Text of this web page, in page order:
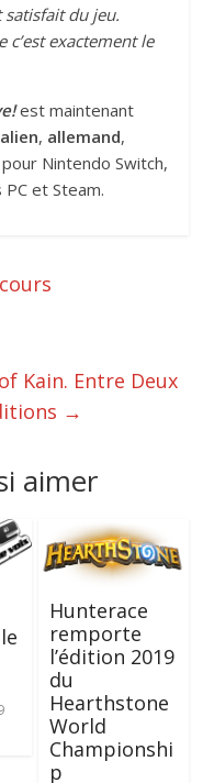
du jeu.
c’est exactement le
est maintenant
, allemand,
pour Nintendo Switch,
et Steam.
Kain. Entre Deux
→
aimer
Hunterace
remporte
l’édition 2019
du
Hearthstone
World
Championshi
p